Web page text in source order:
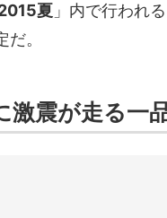
夏 」内で行われる
。
激震が走る一